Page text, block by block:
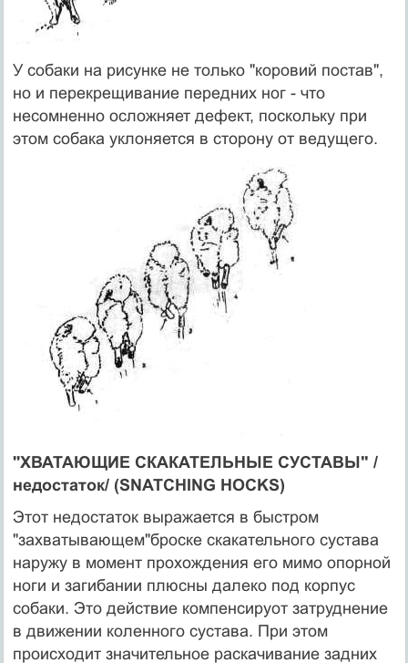
У собаки на рисунке не только "коровий постав",
но и перекрещивание передних ног - что
несомненно осложняет дефект, поскольку при
этом собака уклоняется в сторону от ведущего.
''ХВАТАЮЩИЕ СКАКАТЕЛЬНЫЕ СУСТАВЫ" /
недостаток/ (SNATCHING HOCKS)
Этот недостаток выражается в быстром
"захватывающем"броске скакательного сустава
наружу в момент прохождения его мимо опорной
ноги и загибании плюсны далеко под корпус
собаки. Это действие компенсируот затруднение
в движении коленного сустава. При этом
происходит значительное раскачивание задних